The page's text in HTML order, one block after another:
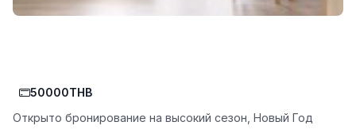
50000THB
Открыто бронирование на высокий сезон, Новый Год